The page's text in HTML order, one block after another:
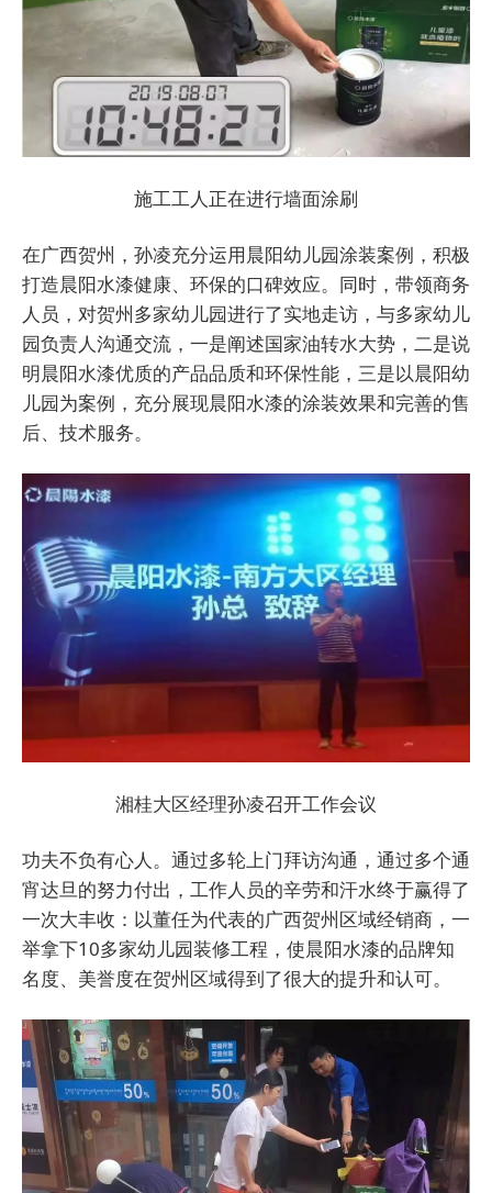
施工工人正在进行墙面涂刷
在广西贺州，孙凌充分运用晨阳幼儿园涂装案例，积极
打造晨阳水漆健康、环保的口碑效应。同时，带领商务
人员，对贺州多家幼儿园进行了实地走访，与多家幼儿
园负责人沟通交流，一是阐述国家油转水大势，二是说
明晨阳水漆优质的产品品质和环保性能，三是以晨阳幼
儿园为案例，充分展现晨阳水漆的涂装效果和完善的售
后、技术服务。
湘桂大区经理孙凌召开工作会议
功夫不负有心人。通过多轮上门拜访沟通，通过多个通
宵达旦的努力付出，工作人员的辛劳和汗水终于赢得了
一次大丰收：以董任为代表的广西贺州区域经销商，一
举拿下10多家幼儿园装修工程，使晨阳水漆的品牌知
名度、美誉度在贺州区域得到了很大的提升和认可。